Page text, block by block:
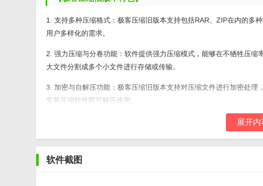
1. 支持多种压缩格式：极客压缩旧版本支持包括RAR、ZIP在内的多
用户多样化的需求。
2. 强力压缩与分卷功能：软件提供强力压缩模式，能够在不牺牲压
大文件分割成多个小文件进行存储或传输。
3. 加密与自解压功能：极客压缩旧版本支持对压缩文件进行加密处
安装压缩软件即可解压使用。
4. 修复与恢复功能：软件内置修复功能，能够轻松修复受损的压缩
5. 优化界面与操作体验：极客压缩旧版本拥有简洁明了的用户界面
实际需求进行调整。
展开内
软件截图